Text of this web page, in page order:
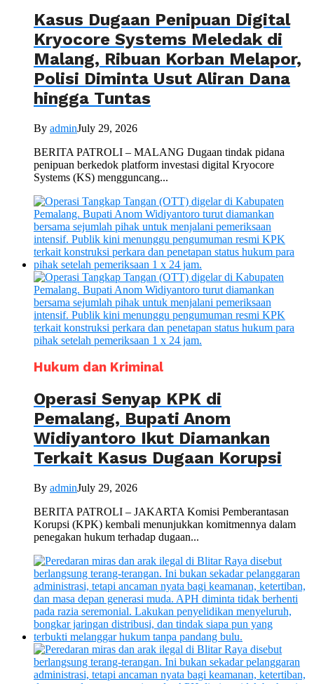
Kasus Dugaan Penipuan Digital
Kryocore Systems Meledak di
Malang, Ribuan Korban Melapor,
Polisi Diminta Usut Aliran Dana
hingga Tuntas
By adminJuly 29, 2026
BERITA PATROLI – MALANG Dugaan tindak pidana
penipuan berkedok platform investasi digital Kryocore
Systems (KS) mengguncang...
Hukum dan Kriminal
Operasi Senyap KPK di
Pemalang, Bupati Anom
Widiyantoro Ikut Diamankan
Terkait Kasus Dugaan Korupsi
By adminJuly 29, 2026
BERITA PATROLI – JAKARTA Komisi Pemberantasan
Korupsi (KPK) kembali menunjukkan komitmennya dalam
penegakan hukum terhadap dugaan...